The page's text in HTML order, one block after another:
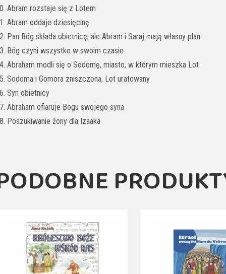
Abram rozstaje się z Lotem
Abram oddaje dziesięcinę
Pan Bóg składa obietnicę, ale Abram i Saraj mają własny plan
Bóg czyni wszystko w swoim czasie
Abraham modli się o Sodomę, miasto, w którym mieszka Lot
Sodoma i Gomora zniszczona, Lot uratowany
Syn obietnicy
Abraham ofiaruje Bogu swojego syna
Poszukiwanie żony dla Izaaka